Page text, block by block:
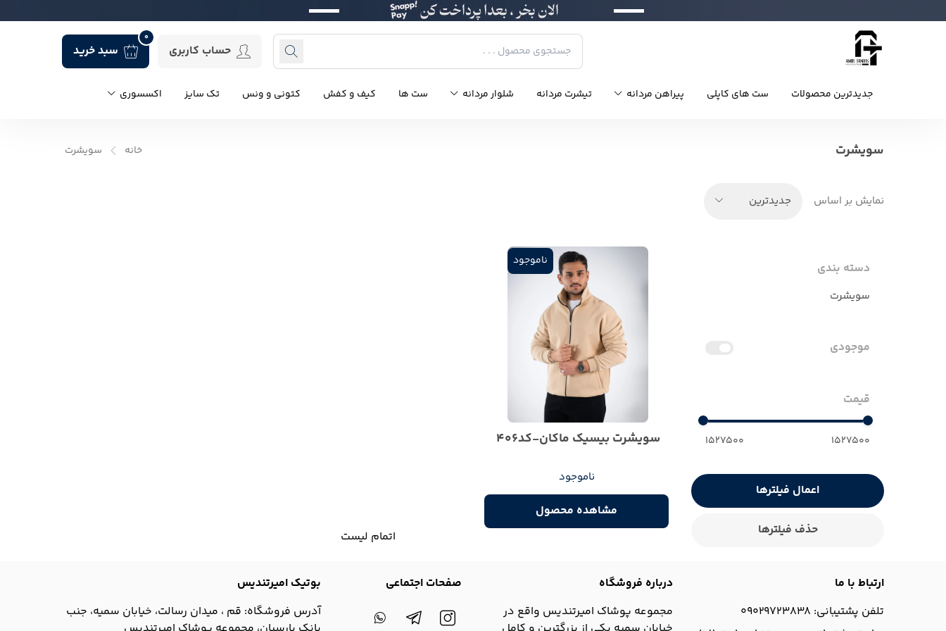
حساب کاربری سبد خرید
0
جدیدترین محصولات ست های کاپلی پیراهن مردانه تیشرت مردانه شلوار مردانه ست ها کیف و کفش کتونی و ونس تک سایز اکسسوری
سویشرت خانه سویشرت
نمایش بر اساس جدیدترین
دسته بندی
سویشرت
موجودی
قیمت
1527500
1527500
اعمال فیلترها
حذف فیلترها
ناموجود
سویشرت بیسیک ماکان-کد406
ناموجود
مشاهده محصول
اتمام لیست
ارتباط با ما
تلفن پشتیبانی: 09029723838
درباره فروشگاه
مجموعه پوشاک امیرتندیس واقع در
صفحات اجتماعی
بوتیک امیرتندیس
آدرس فروشگاه: قم ، میدان رسالت، خیابان سمیه، جنب